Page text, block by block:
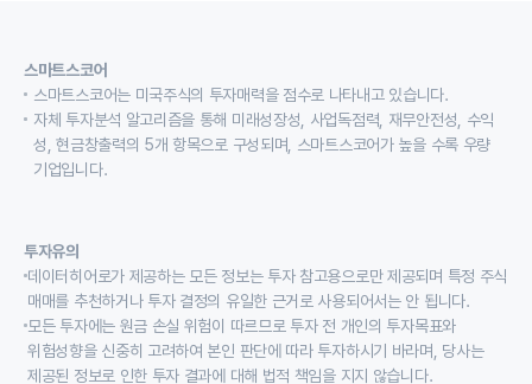
스마트스코어
스마트스코어는 미국주식의 투자매력을 점수로 나타내고 있습니다.
자체 투자분석 알고리즘을 통해 미래성장성, 사업독점력, 재무안전성, 수익
성, 현금창출력의 5개 항목으로 구성되며, 스마트스코어가 높을 수록 우량
기업입니다.
투자유의
데이터히어로가 제공하는 모든 정보는 투자 참고용으로만 제공되며 특정 주식
매매를 추천하거나 투자 결정의 유일한 근거로 사용되어서는 안 됩니다.
모든 투자에는 원금 손실 위험이 따르므로 투자 전 개인의 투자목표와
위험성향을 신중히 고려하여 본인 판단에 따라 투자하시기 바라며, 당사는
제공된 정보로 인한 투자 결과에 대해 법적 책임을 지지 않습니다.